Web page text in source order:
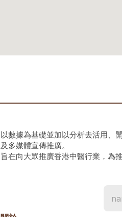
以數據為基礎並加以分析去活用、
及多媒體宣傳推廣。
旨在向大眾推廣香港中醫行業，為